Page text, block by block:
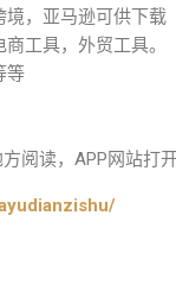
境，亚马逊可供下载
工具，外贸工具。
等
阅读，APP网站打开